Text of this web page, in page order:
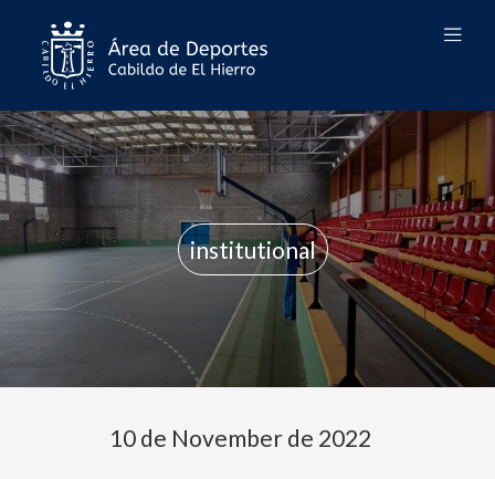
institutional
10 de November de 2022